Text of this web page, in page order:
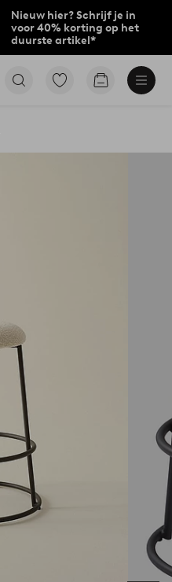
Nieuw hier? Schrijf je in
voor 40% korting op het
duurste artikel*
Ga
Go